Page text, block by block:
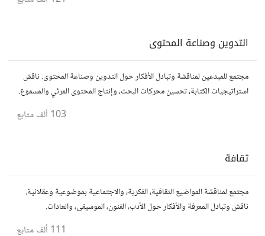
التدوين وصناعة المحتوى
مجتمع للمبدعين لمناقشة وتبادل الأفكار حول التدوين وصناعة المحتوى. ناقش
استراتيجيات الكتابة، تحسين محركات البحث، وإنتاج المحتوى المرئي والمسموع.
103 ألف متابع
ثقافة
مجتمع لمناقشة المواضيع الثقافية، الفكرية، والاجتماعية بموضوعية وعقلانية.
ناقش وتبادل المعرفة والأفكار حول الأدب، الفنون، الموسيقى، والعادات.
111 ألف متابع